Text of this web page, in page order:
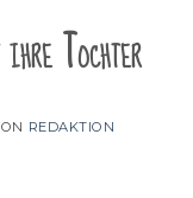
Tochter
REDAKTION